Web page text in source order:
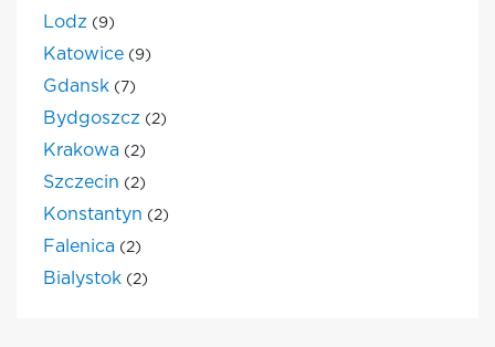
Lodz (9)
Katowice (9)
Gdansk (7)
Bydgoszcz (2)
Krakowa (2)
Szczecin (2)
Konstantyn (2)
Falenica (2)
Bialystok (2)